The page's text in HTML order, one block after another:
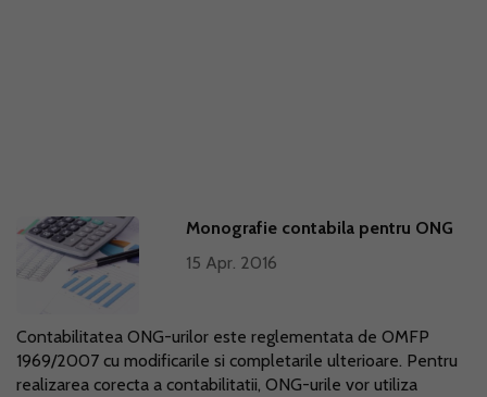
Monografie contabila pentru ONG
15 Apr. 2016
Contabilitatea ONG-urilor este reglementata de OMFP
1969/2007 cu modificarile si completarile ulterioare. Pentru
realizarea corecta a contabilitatii, ONG-urile vor utiliza